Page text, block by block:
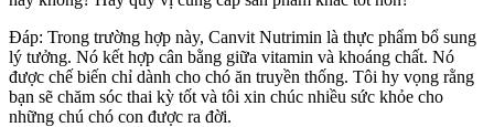
Đáp: Trong trường hợp này, Canvit Nutrimin là thực phẩm bổ sung
lý tưởng. Nó kết hợp cân bằng giữa vitamin và khoáng chất. Nó
được chế biến chỉ dành cho chó ăn truyền thống. Tôi hy vọng rằng
bạn sẽ chăm sóc thai kỳ tốt và tôi xin chúc nhiều sức khỏe cho
những chú chó con được ra đời.